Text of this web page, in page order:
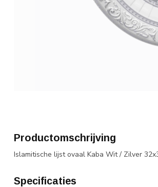
Productomschrijving
Islamitische lijst ovaal Kaba Wit / Zilver
Specificaties